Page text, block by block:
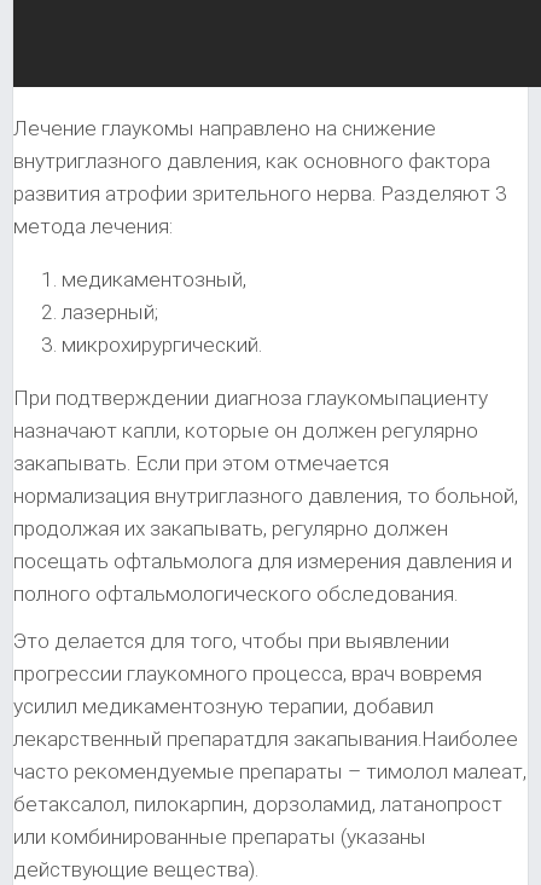
Лечение глаукомы направлено на снижение
внутриглазного давления, как основного фактора
развития атрофии зрительного нерва. Разделяют 3
метода лечения:
медикаментозный,
лазерный;
микрохирургический.
При подтверждении диагноза глаукомыпациенту
назначают капли, которые он должен регулярно
закапывать. Если при этом отмечается
нормализация внутриглазного давления, то больной,
продолжая их закапывать, регулярно должен
посещать офтальмолога для измерения давления и
полного офтальмологического обследования.
Это делается для того, чтобы при выявлении
прогрессии глаукомного процесса, врач вовремя
усилил медикаментозную терапии, добавил
лекарственный препаратдля закапывания.Наиболее
часто рекомендуемые препараты – тимолол малеат,
бетаксалол, пилокарпин, дорзоламид, латанопрост
или комбинированные препараты (указаны
действующие вещества).